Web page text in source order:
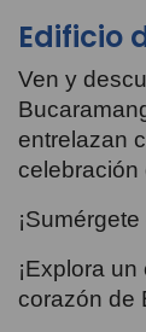
Edificio
Ven y
entrelazan
celebración
¡Explora
corazón de